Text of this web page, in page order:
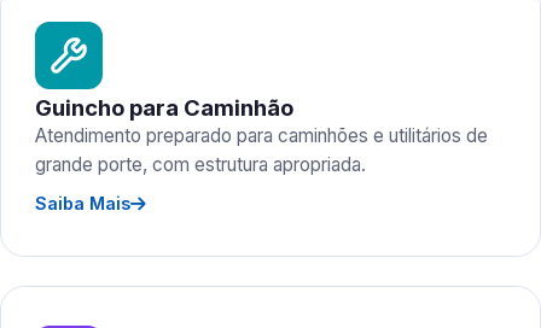
Guincho para Caminhão
Atendimento preparado para caminhões e utilitários de
grande porte, com estrutura apropriada.
Saiba Mais